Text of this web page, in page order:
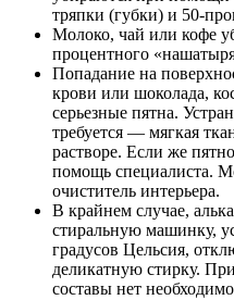
тряпки (губки) и 50-
Молоко, чай или кофе
процентного
Попадание на
крови или шоколада,
серьезные пятна.
требуется — мягкая
растворе. Если же
помощь специалиста.
очиститель интерьера.
В крайнем случае,
стиральную машинку,
градусов Цельсия,
деликатную стирку.
составы нет